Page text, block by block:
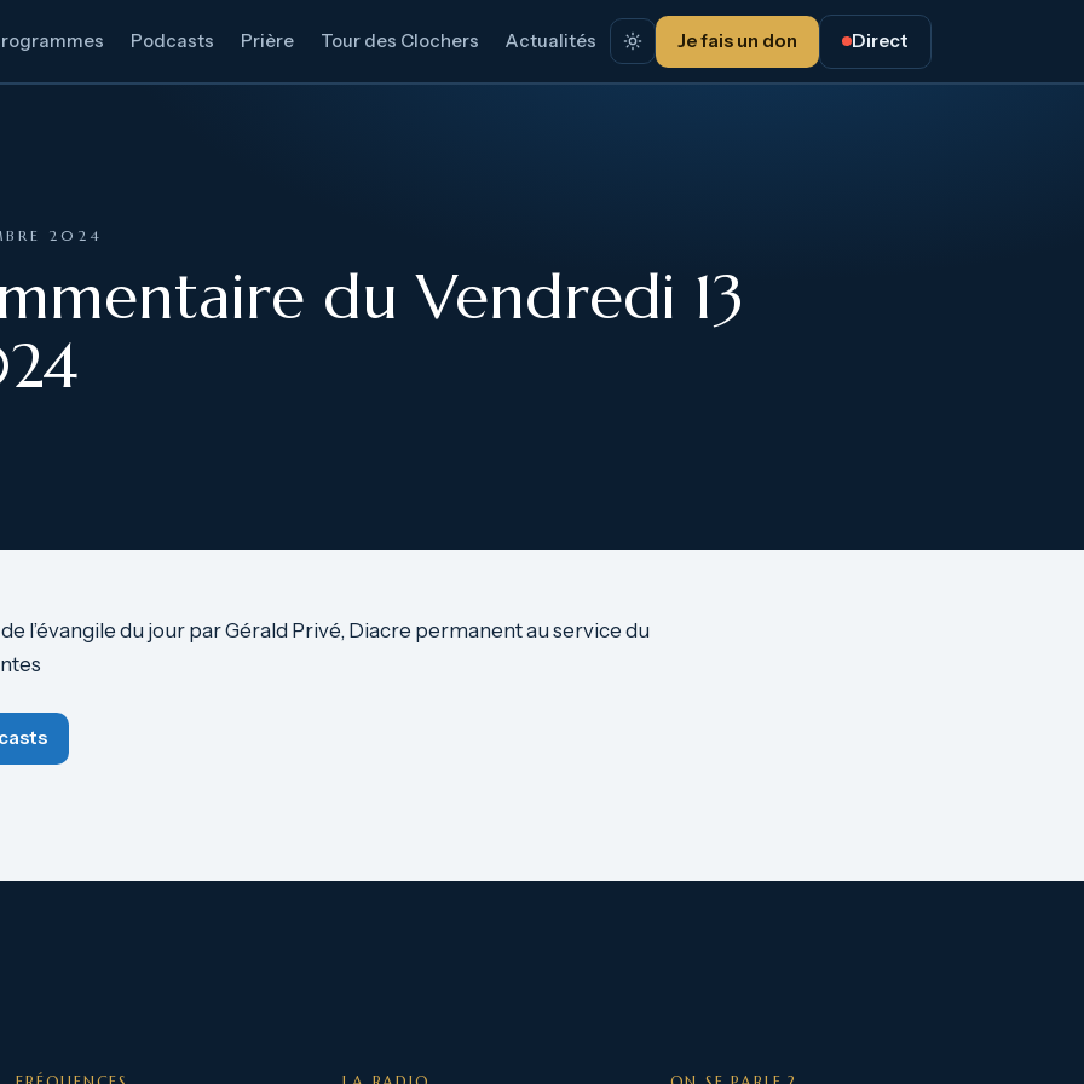
Podcasts Prière Tour des Clochers Actualités Je fais un don Direct
2024
du Vendredi 13
l’évangile du jour par Gérald Privé, Diacre permanent au service du